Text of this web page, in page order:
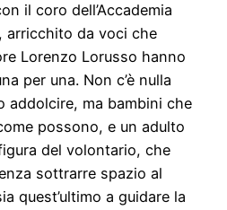
il coro dell’Accademia
arricchito da voci che
Lorenzo Lorusso hanno
per una. Non c’è nulla
addolcire, ma bambini che
possono, e un adulto
del volontario, che
sottrarre spazio al
quest’ultimo a guidare la